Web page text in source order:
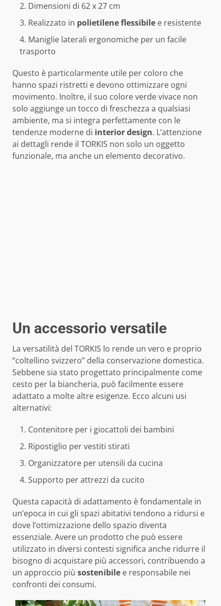
Dimensioni di 62 x 27 cm
Realizzato in polietilene flessibile e resistente
Maniglie laterali ergonomiche per un facile
trasporto
Questo è particolarmente utile per coloro che
hanno spazi ristretti e devono ottimizzare ogni
movimento. Inoltre, il suo colore verde vivace non
solo aggiunge un tocco di freschezza a qualsiasi
ambiente, ma si integra perfettamente con le
tendenze moderne di interior design. L’attenzione
ai dettagli rende il TORKIS non solo un oggetto
funzionale, ma anche un elemento decorativo.
Un accessorio versatile
La versatilità del TORKIS lo rende un vero e proprio
“coltellino svizzero” della conservazione domestica.
Sebbene sia stato progettato principalmente come
cesto per la biancheria, può facilmente essere
adattato a molte altre esigenze. Ecco alcuni usi
alternativi:
Contenitore per i giocattoli dei bambini
Ripostiglio per vestiti stirati
Organizzatore per utensili da cucina
Supporto per attrezzi da cucito
Questa capacità di adattamento è fondamentale in
un’epoca in cui gli spazi abitativi tendono a ridursi e
dove l’ottimizzazione dello spazio diventa
essenziale. Avere un prodotto che può essere
utilizzato in diversi contesti significa anche ridurre il
bisogno di acquistare più accessori, contribuendo a
un approccio più sostenibile e responsabile nei
confronti dei consumi.